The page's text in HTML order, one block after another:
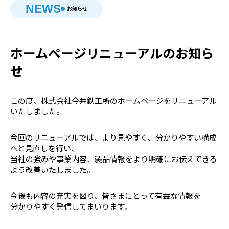
NEWS お知らせ
ホームページリニューアルのお知ら
せ
この度、株式会社今井鉄工所のホームページをリニューアル
いたしました。
今回のリニューアルでは、より見やすく、分かりやすい構成
へと見直しを行い、
当社の強みや事業内容、製品情報をより明確にお伝えできる
よう改善いたしました。
今後も内容の充実を図り、皆さまにとって有益な情報を
分かりやすく発信してまいります。